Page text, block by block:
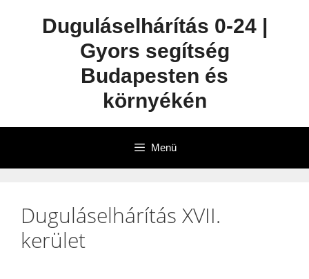
Duguláselhárítás 0-24 |
Gyors segítség
Budapesten és
környékén
Menü
Duguláselhárítás XVII.
kerület